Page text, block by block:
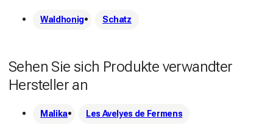
Waldhonig Schatz
Sehen Sie sich Produkte verwandter
Hersteller an
Malika Les Avelyes de Fermens